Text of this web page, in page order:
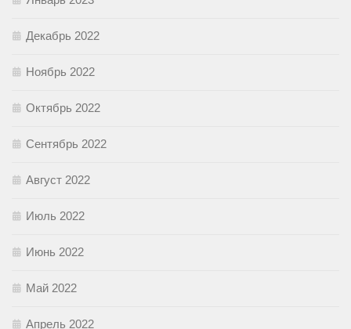
Декабрь 2022
Ноябрь 2022
Октябрь 2022
Сентябрь 2022
Август 2022
Июль 2022
Июнь 2022
Май 2022
Апрель 2022